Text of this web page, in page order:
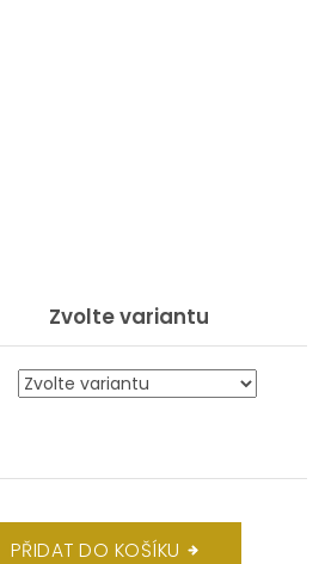
Zvolte variantu
PŘIDAT DO KOŠÍKU